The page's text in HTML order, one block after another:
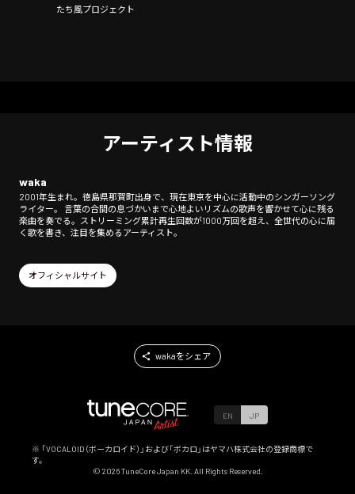
waka)
たち風プロジェクト
アーティスト情報
waka
2001年生まれ。徳島県那賀町出身で、現在東京を中心に活動中のシンガーソング
ライター。 言葉の合間の息づかいまで心地よいリズムの歌声を響かせて心に残る
楽曲を奏でる。ストリーミング累計再生回数が1000万回を超え、全世代の心に届
く歌を書き、注目を集めるアーティスト。
オフィシャルサイト
wakaをシェア
EN JP
※ 「VOCALOID（ボーカロイド）」および「ボカロ」はヤマハ株式会社の登録商標で
す。
© 2026TuneCore Japan KK. All Rights Reserved.